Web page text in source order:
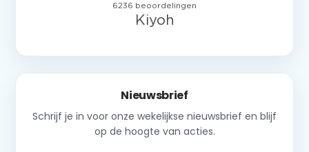
Nieuwsbrief
Schrijf je in voor onze wekelijkse nieuwsbrief en blijf
op de hoogte van acties.